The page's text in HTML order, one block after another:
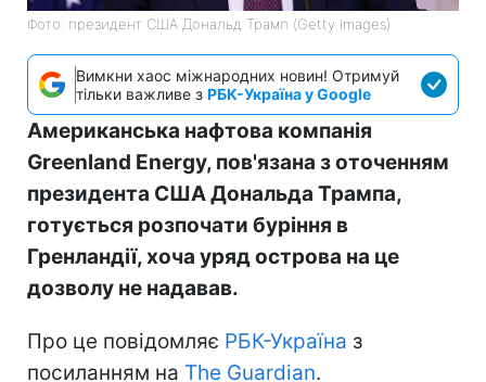
Фото: президент США Дональд Трамп (Getty Images)
Вимкни хаос міжнародних новин! Отримуй
тільки важливе з РБК-Україна у Google
Американська нафтова компанія
Greenland Energy, пов'язана з оточенням
президента США Дональда Трампа,
готується розпочати буріння в
Гренландії, хоча уряд острова на це
дозволу не надавав.
Про це повідомляє РБК-Україна з
посиланням на The Guardian.